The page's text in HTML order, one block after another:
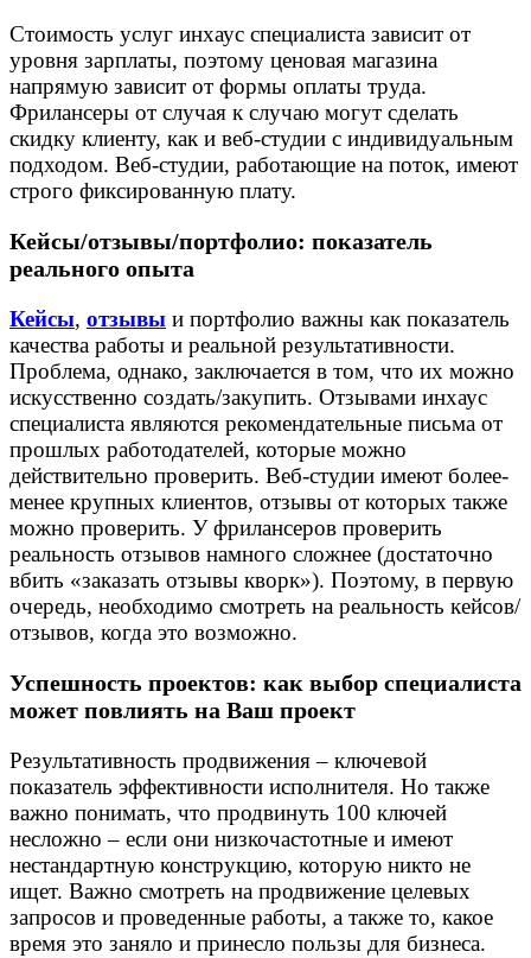
Стоимость услуг инхаус специалиста зависит от
уровня зарплаты, поэтому ценовая магазина
напрямую зависит от формы оплаты труда.
Фрилансеры от случая к случаю могут сделать
скидку клиенту, как и веб-студии с индивидуальным
подходом. Веб-студии, работающие на поток, имеют
строго фиксированную плату.
Кейсы/отзывы/портфолио: показатель
реального опыта
Кейсы, отзывы и портфолио важны как показатель
качества работы и реальной результативности.
Проблема, однако, заключается в том, что их можно
искусственно создать/закупить. Отзывами инхаус
специалиста являются рекомендательные письма от
прошлых работодателей, которые можно
действительно проверить. Веб-студии имеют более-
менее крупных клиентов, отзывы от которых также
можно проверить. У фрилансеров проверить
реальность отзывов намного сложнее (достаточно
вбить «заказать отзывы кворк»). Поэтому, в первую
очередь, необходимо смотреть на реальность кейсов/
отзывов, когда это возможно.
Успешность проектов: как выбор специалиста
может повлиять на Ваш проект
Результативность продвижения – ключевой
показатель эффективности исполнителя. Но также
важно понимать, что продвинуть 100 ключей
несложно – если они низкочастотные и имеют
нестандартную конструкцию, которую никто не
ищет. Важно смотреть на продвижение целевых
запросов и проведенные работы, а также то, какое
время это заняло и принесло пользы для бизнеса.